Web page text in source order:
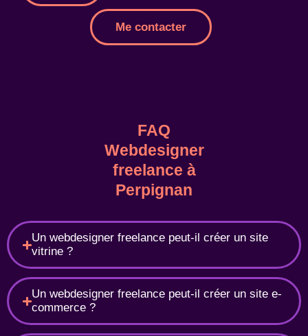
Me contacter
FAQ
Webdesigner
freelance à
Perpignan
Un webdesigner freelance peut-il créer un site
vitrine ?
Un webdesigner freelance peut-il créer un site e-
commerce ?